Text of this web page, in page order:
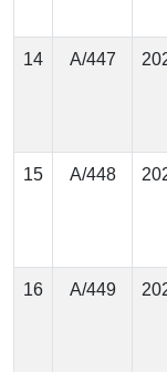
14 А/447
15 А/448
16 А/449